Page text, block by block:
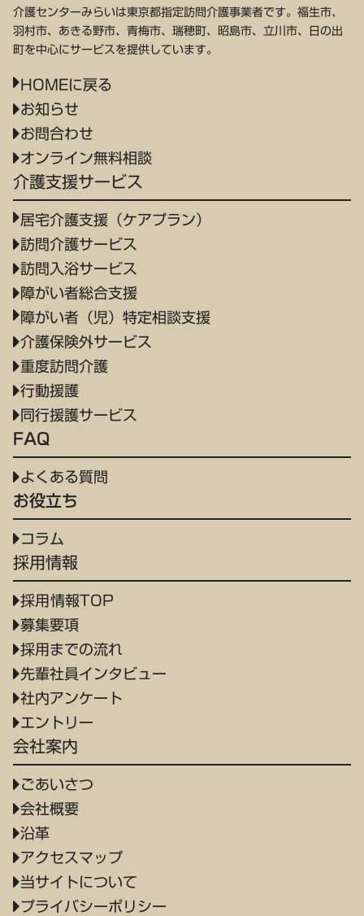
介護センターみらいは東京都指定訪問介護事業者です。福生市、
羽村市、あきる野市、青梅市、瑞穂町、昭島市、立川市、日の出
町を中心にサービスを提供しています。
HOMEに戻る
お知らせ
お問合わせ
オンライン無料相談
介護支援サービス
居宅介護支援（ケアプラン）
訪問介護サービス
訪問入浴サービス
障がい者総合支援
障がい者（児）特定相談支援
介護保険外サービス
重度訪問介護
行動援護
同行援護サービス
FAQ
よくある質問
お役立ち
コラム
採用情報
採用情報TOP
募集要項
採用までの流れ
先輩社員インタビュー
社内アンケート
エントリー
会社案内
ごあいさつ
会社概要
沿革
アクセスマップ
当サイトについて
プライバシーポリシー